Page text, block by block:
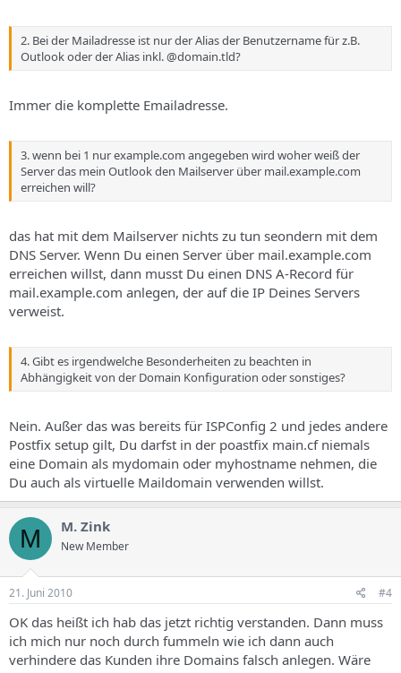
2. Bei der Mailadresse ist nur der Alias der Benutzername für z.B.
Outlook oder der Alias inkl. @domain.tld?
Immer die komplette Emailadresse.
3. wenn bei 1 nur example.com angegeben wird woher weiß der
Server das mein Outlook den Mailserver über mail.example.com
erreichen will?
das hat mit dem Mailserver nichts zu tun seondern mit dem
DNS Server. Wenn Du einen Server über mail.example.com
erreichen willst, dann musst Du einen DNS A-Record für
mail.example.com anlegen, der auf die IP Deines Servers
verweist.
4. Gibt es irgendwelche Besonderheiten zu beachten in
Abhängigkeit von der Domain Konfiguration oder sonstiges?
Nein. Außer das was bereits für ISPConfig 2 und jedes andere
Postfix setup gilt, Du darfst in der poastfix main.cf niemals
eine Domain als mydomain oder myhostname nehmen, die
Du auch als virtuelle Maildomain verwenden willst.
M M. Zink
New Member
21. Juni 2010 #4
OK das heißt ich hab das jetzt richtig verstanden. Dann muss
ich mich nur noch durch fummeln wie ich dann auch
verhindere das Kunden ihre Domains falsch anlegen. Wäre